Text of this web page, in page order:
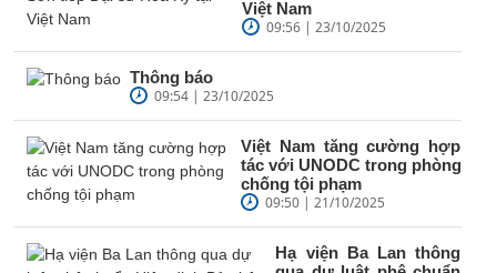
Việt Nam
09:56 | 23/10/2025
Thông báo
09:54 | 23/10/2025
Việt Nam tăng cường hợp
tác với UNODC trong phòng
chống tội phạm
09:50 | 21/10/2025
Hạ viện Ba Lan thông